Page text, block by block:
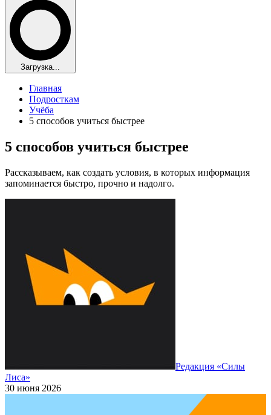
Загрузка...
Главная
Подросткам
Учёба
5 способов учиться быстрее
5 способов учиться быстрее
Рассказываем, как создать условия, в которых информация
запоминается быстро, прочно и надолго.
Редакция «Силы
Лиса»
30 июня 2026